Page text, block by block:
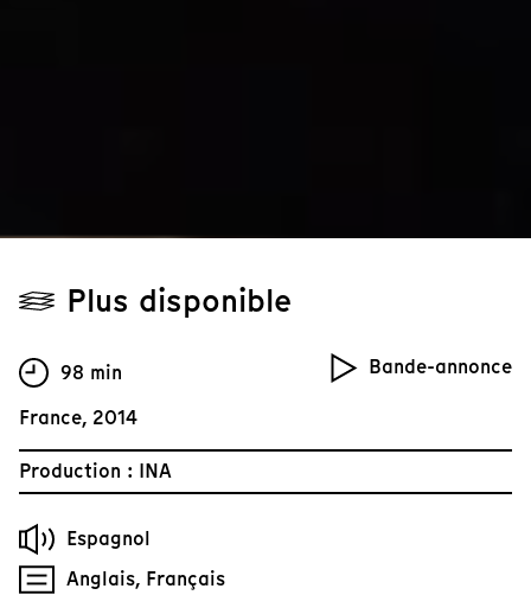
Plus disponible
Bande-annonce
98 min
France, 2014
Production : INA
Espagnol
Anglais, Français